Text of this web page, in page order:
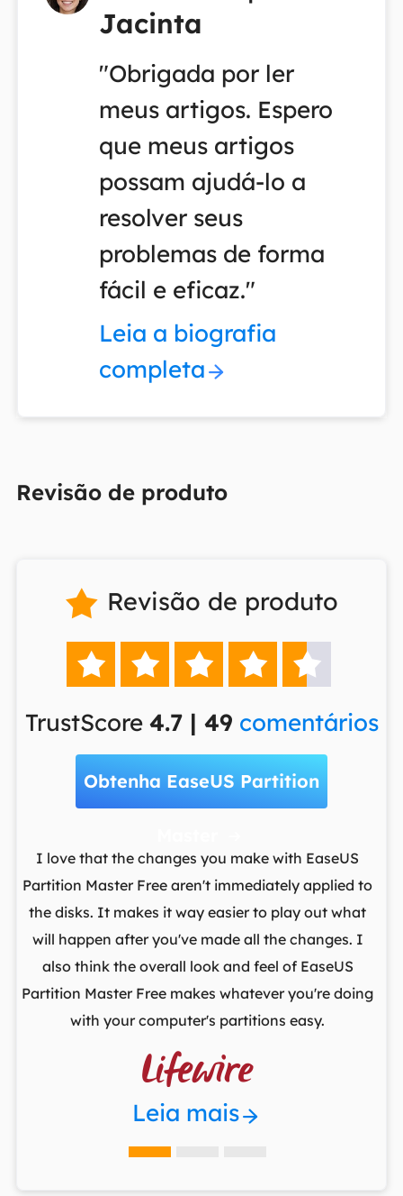
Jacinta
"Obrigada por ler
meus artigos. Espero
que meus artigos
possam ajudá-lo a
resolver seus
problemas de forma
fácil e eficaz."
Leia a biografia
completa
Revisão de produto
 Revisão de produto
    
TrustScore 4.7 | 49 comentários
Obtenha EaseUS Partition
I love that the changes you make with EaseUS
Partition Master Free aren't immediately applied to
the disks. It makes it way easier to play out what
will happen after you've made all the changes. I
also think the overall look and feel of EaseUS
Partition Master Free makes whatever you're doing
with your computer's partitions easy.

Leia mais